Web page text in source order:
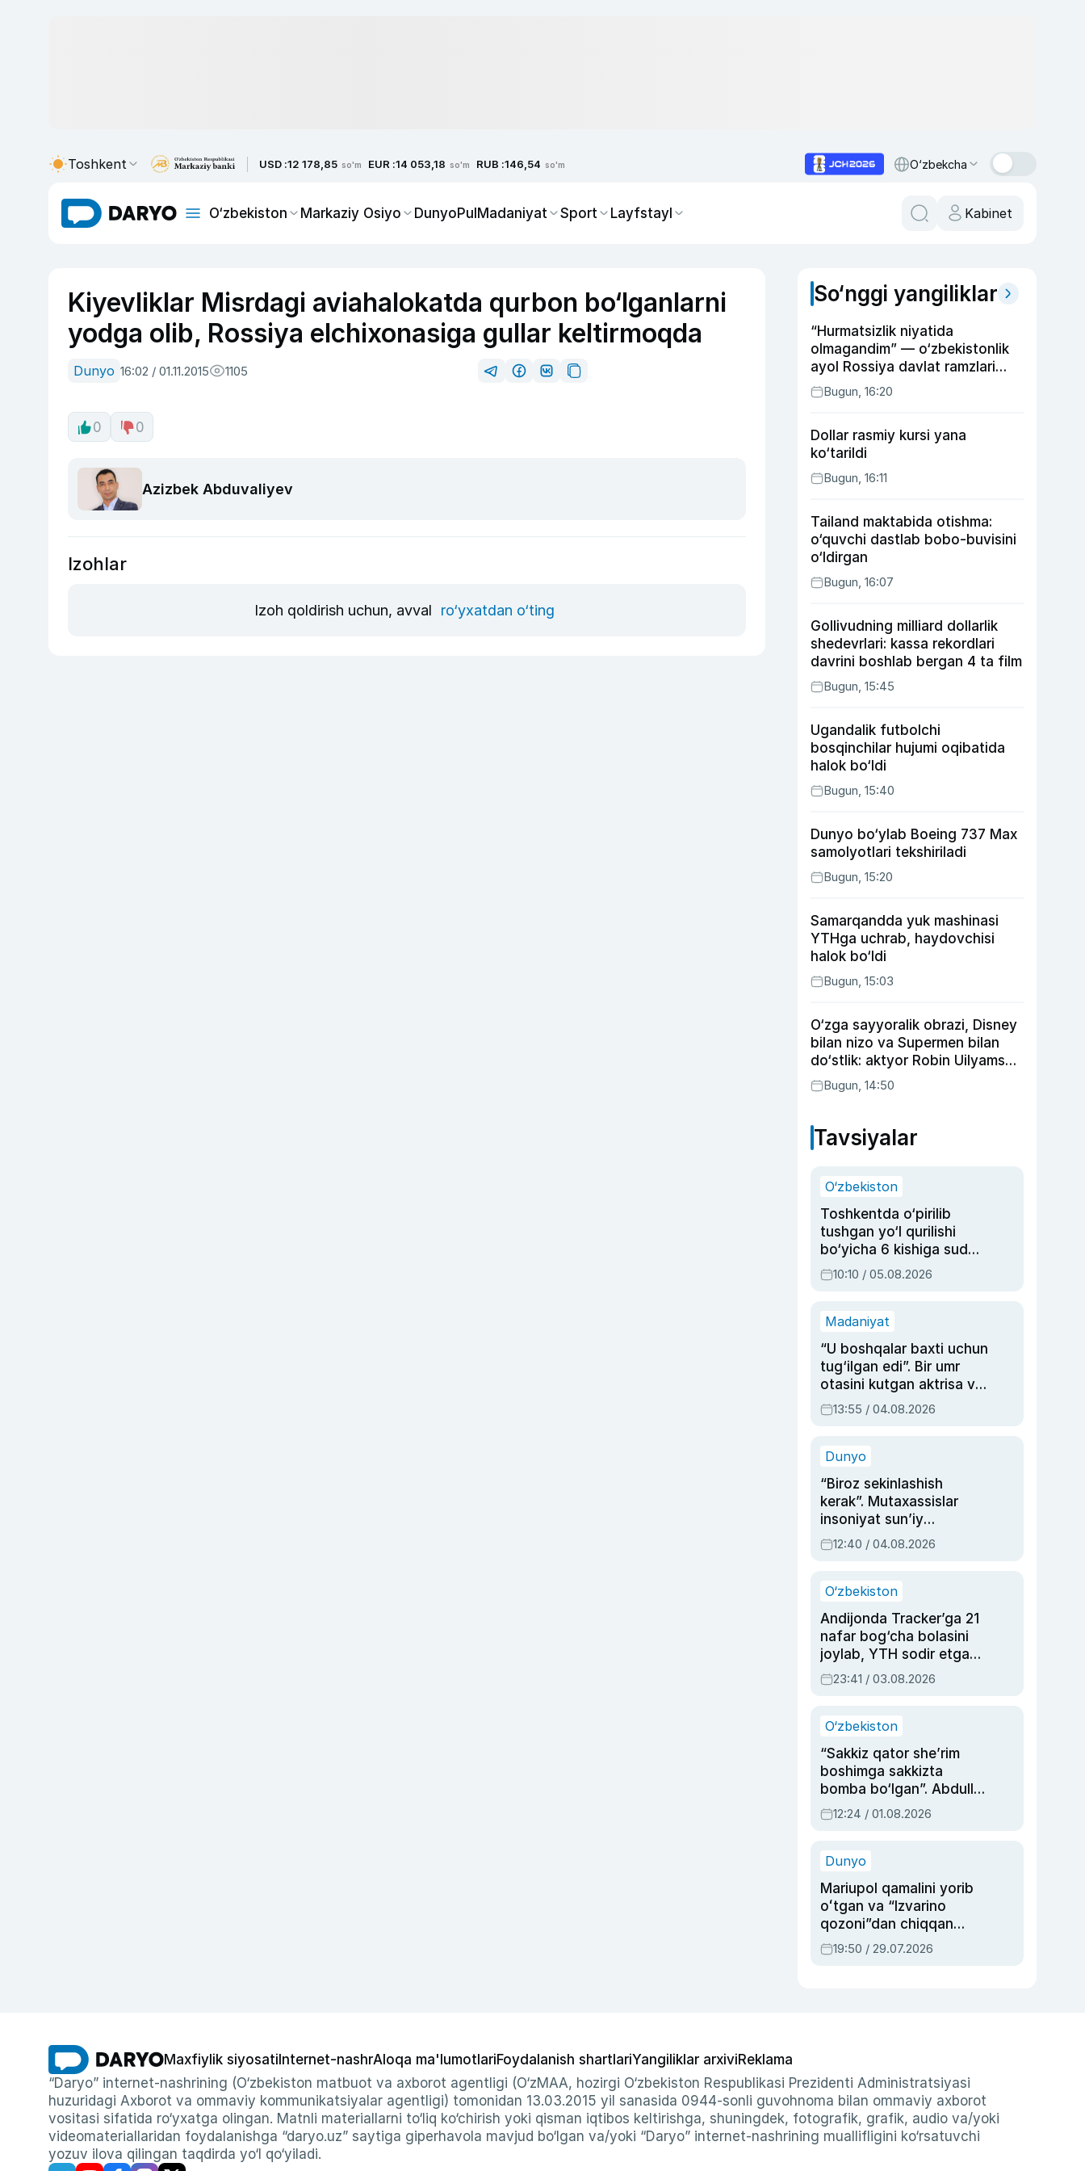
Toshkent USD :12 178,85 so'm EUR :14 053,18 so'm RUB :146,54 so'm O‘zbekcha
O‘zbekiston Markaziy Osiyo DunyoPulMadaniyat Sport Layfstayl Kabinet
Kiyevliklar Misrdagi aviahalokatda qurbon bo‘lganlarni
yodga olib, Rossiya elchixonasiga gullar keltirmoqda
Dunyo 16:02 / 01.11.2015 1105
0 0
Azizbek Abduvaliyev
Izohlar
Izoh qoldirish uchun, avval ro‘yxatdan o‘ting
So‘nggi yangiliklar
“Hurmatsizlik niyatida
olmagandim” — o‘zbekistonlik
ayol Rossiya davlat ramzlari
tushirilgan poyandoz haqida
Bugun, 16:20
Dollar rasmiy kursi yana
ko‘tarildi
Bugun, 16:11
Tailand maktabida otishma:
o‘quvchi dastlab bobo-buvisini
o‘ldirgan
Bugun, 16:07
Gollivudning milliard dollarlik
shedevrlari: kassa rekordlari
davrini boshlab bergan 4 ta film
Bugun, 15:45
Ugandalik futbolchi
bosqinchilar hujumi oqibatida
halok bo‘ldi
Bugun, 15:40
Dunyo bo‘ylab Boeing 737 Max
samolyotlari tekshiriladi
Bugun, 15:20
Samarqandda yuk mashinasi
YTHga uchrab, haydovchisi
halok bo‘ldi
Bugun, 15:03
O‘zga sayyoralik obrazi, Disney
bilan nizo va Supermen bilan
do‘stlik: aktyor Robin Uilyams
haqida ko‘pchilik bilmaydigan
faktlar
Bugun, 14:50
Tavsiyalar
O‘zbekiston
Toshkentda o‘pirilib
tushgan yo‘l qurilishi
bo‘yicha 6 kishiga sud
hukmi o‘qildi
10:10 / 05.08.2026
Madaniyat
“U boshqalar baxti uchun
tug‘ilgan edi”. Bir umr
otasini kutgan aktrisa va
dublyaj ustasi Rimma
Ahmedovaning
13:55 / 04.08.2026
Dunyo
“Biroz sekinlashish
kerak”. Mutaxassislar
insoniyat sun’iy
intellektni boshqara
olmay qolishidan xavotir
12:40 / 04.08.2026
O‘zbekiston
Andijonda Tracker’ga 21
nafar bog‘cha bolasini
joylab, YTH sodir etgan
ayolga sud hukmi o‘qildi
23:41 / 03.08.2026
O‘zbekiston
“Sakkiz qator she’rim
boshimga sakkizta
bomba bo‘lgan”. Abdulla
Oripovni siyosiy
ayblovlardan asrab
12:24 / 01.08.2026
Dunyo
Mariupol qamalini yorib
oʻtgan va “Izvarino
qozoni”dan chiqqan
qahramon — Ukraina
armiyasi bosh
19:50 / 29.07.2026
Maxfiylik siyosati Internet-nashrAloqa ma'lumotlariFoydalanish shartlariYangiliklar arxiviReklama
“Daryo” internet-nashrining (O‘zbekiston matbuot va axborot agentligi (O‘zMAA, hozirgi O‘zbekiston Respublikasi Prezidenti Administratsiyasi
huzuridagi Axborot va ommaviy kommunikatsiyalar agentligi) tomonidan 13.03.2015 yil sanasida 0944-sonli guvohnoma bilan ommaviy axborot
vositasi sifatida ro‘yxatga olingan. Matnli materiallarni to‘liq ko‘chirish yoki qisman iqtibos keltirishga, shuningdek, fotografik, grafik, audio va/yoki
videomateriallaridan foydalanishga “daryo.uz” saytiga giperhavola mavjud bo‘lgan va/yoki “Daryo” internet-nashrining muallifligini ko‘rsatuvchi
yozuv ilova qilingan taqdirda yo‘l qo‘yiladi.